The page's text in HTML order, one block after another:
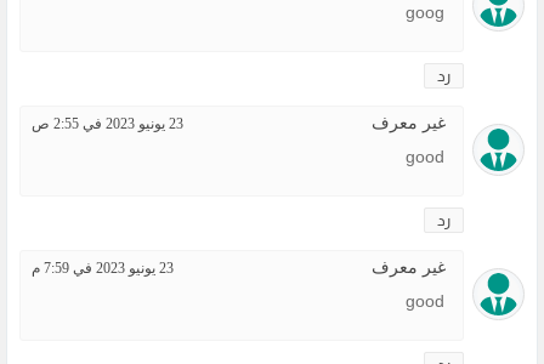
goog
رد
غير معرف 23 يونيو 2023 في 2:55 ص
good
رد
غير معرف 23 يونيو 2023 في 7:59 م
good